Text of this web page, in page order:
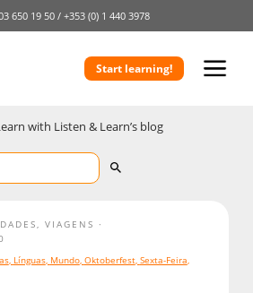
650 19 50 /+353 (0) 1 440 3978
Start learning!
with Listen & Learn’s blog
VIAGENS
, Línguas, Mundo, Oktoberfest, Sexta-Feira,